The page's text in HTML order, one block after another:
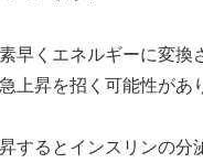
早くエネルギーに変換
上昇を招く可能性があ
するとインスリンの分